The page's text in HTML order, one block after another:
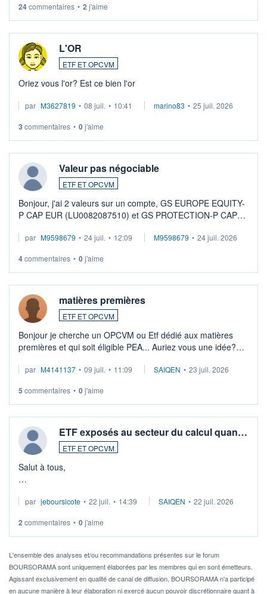
24commentaires • 2 j'aime
L'OR
ETF ET OPCVM
Oriez vous l'or? Est ce bien l'or
par M3627819 • 08 juil. • 10:41 marino83 • 25 juil. 2026
3 commentaires • 0j'aime
Valeur pas négociable
ETF ET OPCVM
Bonjour, j'ai 2 valeurs sur un compte, GS EUROPE EQUITY-
P CAP EUR (LU0082087510) et GS PROTECTION-P CAP
veux procéder à la vente, on me signale ...
par M9598679 • 24 juil. • 12:09 M9598679 • 24 juil. 2026
4commentaires • 0j'aime
matières premières
ETF ET OPCVM
Bonjour je cherche un OPCVM ou Etf dédié aux matières
premières et qui soit éligible PEA... Auriez vous une idée?
par M4141137 • 09 juil. • 11:09 SAIQEN • 23 juil. 2026
5 commentaires • 0j'aime
ETF exposés au secteur du calcul quan…
ETF ET OPCVM
Salut à tous,
via un ETF plutôt que des actions individuelles.
Idéalement, je voudrais qu'il soit éligible au PEA.
Pour l' ...
par jeboursicote • 22 juil. • 14:39 SAIQEN • 22 juil. 2026
2 commentaires • 0j'aime
L'ensemble des analyses et/ou recommandations présentes sur le forum
BOURSORAMA sont uniquement élaborées par les membres qui en sont émetteurs.
Agissant exclusivement en qualité de canal de diffusion, BOURSORAMA n'a participé
en aucune manière à leur élaboration ni exercé aucun pouvoir discrétionnaire quant à